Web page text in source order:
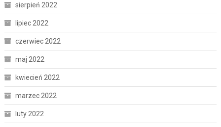
sierpień 2022
lipiec 2022
czerwiec 2022
maj 2022
kwiecień 2022
marzec 2022
luty 2022